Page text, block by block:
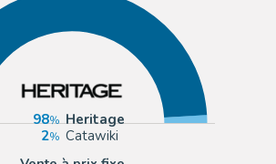
98
Heritage
2
Catawiki